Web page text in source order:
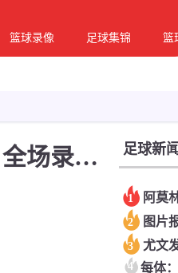
篮球录像 足球集锦 篮
04月11日 西甲第31轮 皇家马德里vs赫罗纳 全场录像回放 足球新闻
1
2
3
4